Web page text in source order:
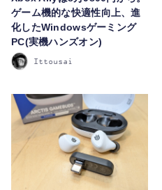
ゲーム機的な快適性向上、進
化したWindowsゲーミング
PC(実機ハンズオン)
Ittousai